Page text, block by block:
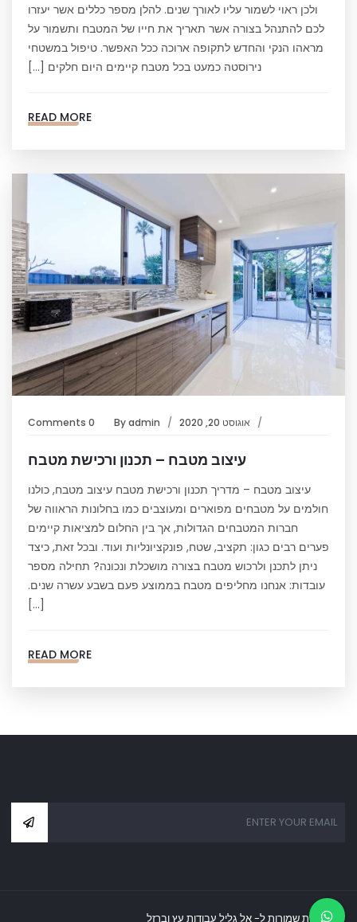
ולכן ראוי לשמור עליו לאורך שנים. להלן מספר כללים אשר יעזרו
לכם להתנהל בצורה אשר תאריך את חייו של המטבח ותשמור על
מראהו הנקי והחדש לתקופה ארוכה ככל האפשר. טיפול במשטחי
נירוסטה כמעט בכל מטבח קיימים היום חלקים […]
READ MORE
אוגוסט 20, 2020 Byadmin
0 Comments
עיצוב מטבח – תכנון ורכישת מטבח
עיצוב מטבח – מדריך תכנון ורכישת מטבח עיצוב מטבח, כולנו
חולמים על מטבחים מפוארים ומעוצבים כמו בחלונות הראווה של
חברות המטבחים הגדולות, אך בין החלום למציאות קיימים
פערים רבים כגון: תקציב, שטח, פונקציונליות ועוד. ובכל זאת, כיצד
ניתן לתכנן ולרכוש מטבח בצורה מושכלת ונכונה? תחילה מספר
עובדות: אנחנו מחליפים מטבח בממוצע פעם בשבע עשרה שנים.
[…]
READ MORE
כל הזכויות שמורות ל- אל גליל עבודות עץ וברזל